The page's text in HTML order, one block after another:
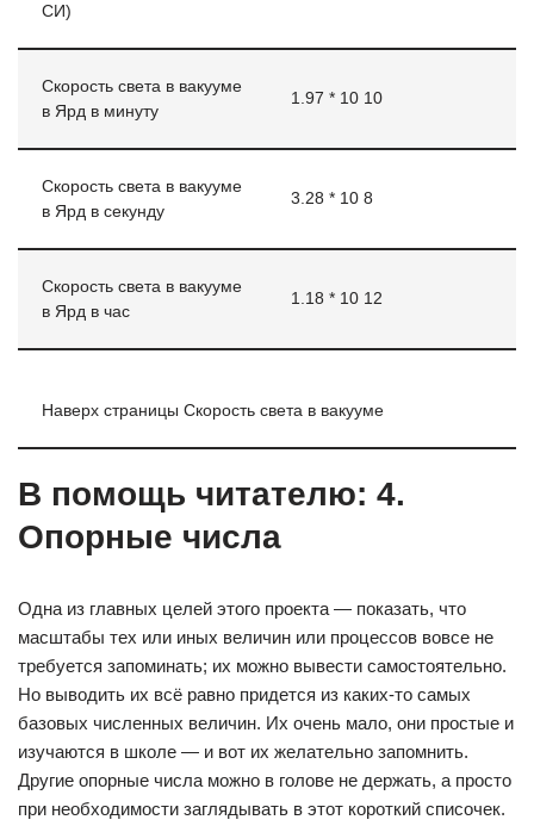
СИ)
Скорость света в вакууме
в Ярд в минуту
1.97 * 10 10
Скорость света в вакууме
в Ярд в секунду
3.28 * 10 8
Скорость света в вакууме
в Ярд в час
1.18 * 10 12
Наверх страницы Скорость света в вакууме
В помощь читателю: 4.
Опорные числа
Одна из главных целей этого проекта — показать, что
масштабы тех или иных величин или процессов вовсе не
требуется запоминать; их можно вывести самостоятельно.
Но выводить их всё равно придется из каких-то самых
базовых численных величин. Их очень мало, они простые и
изучаются в школе — и вот их желательно запомнить.
Другие опорные числа можно в голове не держать, а просто
при необходимости заглядывать в этот короткий списочек.